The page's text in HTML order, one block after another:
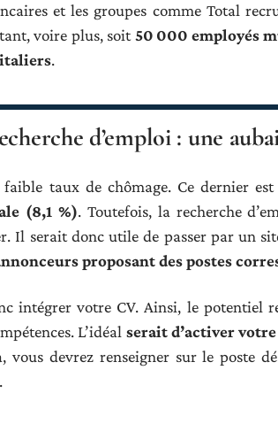
et les groupes comme Total
voire plus, soit50 000 employés
.
d’emploi : une
faible taux de chômage. Ce dernier
(8,1 %). Toutefois, la recherche
Il serait donc utile de passer par un
proposant des postes
intégrer votre CV. Ainsi, le potentiel
L’idéal serait d’activer
vous devrez renseigner sur le poste